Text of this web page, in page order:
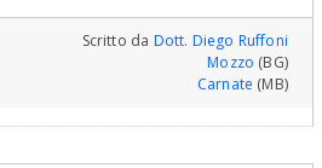
Scritto da Dott. Diego Ruffoni
Mozzo (BG)
Carnate (MB)